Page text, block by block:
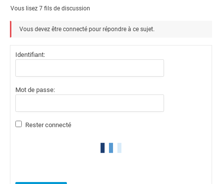
Vous lisez 7 fils de discussion
Vous devez être connecté pour répondre à ce sujet.
Identifiant:
Mot de passe:
Rester connecté